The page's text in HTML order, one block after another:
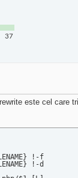
37
este cel care
!-f
!-d